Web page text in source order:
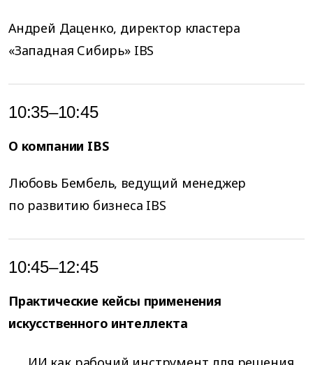
Андрей Даценко, директор кластера
«Западная Сибирь» IBS
10:35–10:45
О компании IBS
Любовь Бембель, ведущий менеджер
по развитию бизнеса IBS
10:45–12:45
Практические кейсы применения
искусственного интеллекта